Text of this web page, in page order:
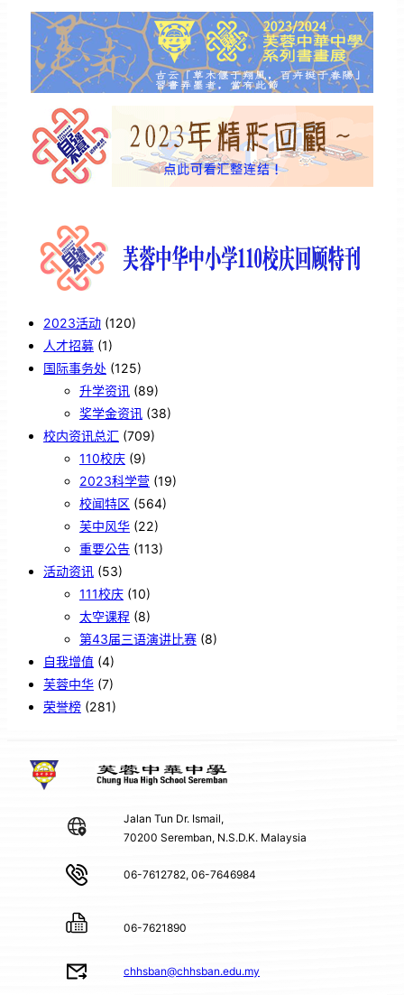
2023活动 (120)
人才招募 (1)
国际事务处 (125)
升学资讯 (89)
奖学金资讯 (38)
校内资讯总汇 (709)
110校庆 (9)
2023科学营 (19)
校闻特区 (564)
芙中风华 (22)
重要公告 (113)
活动资讯 (53)
111校庆 (10)
太空课程 (8)
第43届三语演讲比赛 (8)
自我增值 (4)
芙蓉中华 (7)
荣誉榜 (281)
Jalan Tun Dr. Ismail,
70200 Seremban, N.S.D.K. Malaysia
06-7612782, 06-7646984
06-7621890
chhsban@chhsban.edu.my